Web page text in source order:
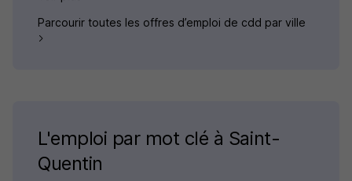
Parcourir toutes les offres d’emploi de cdd par ville
L'emploi par mot clé à Saint-
Quentin